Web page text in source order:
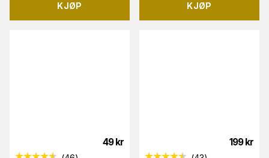
KJØP KJØP
49 kr 199 kr